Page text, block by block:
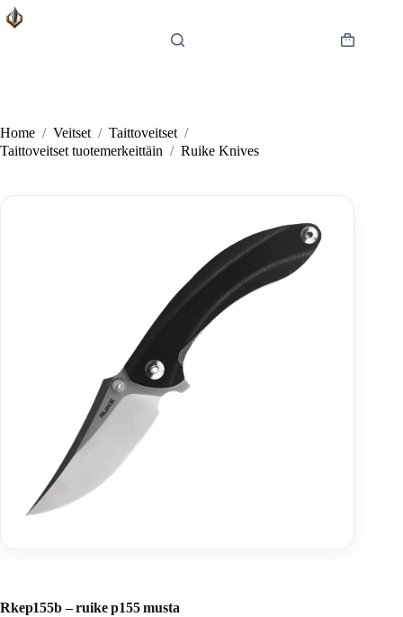
Skip
to
Shopping
Home / Veitset / Taittoveitset /
Taittoveitset tuotemerkeittäin / Ruike Knives
Rkep155b – ruike p155 musta